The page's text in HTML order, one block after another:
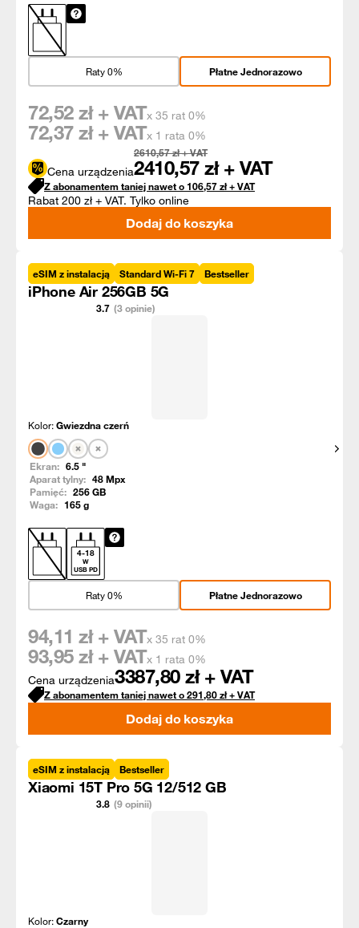
Płatne Jednorazowo
Raty 0%
Cena urządzenia
2610,57zł + VAT
2410,57 zł + VAT
72,52 zł + VATx 35 rat 0%
72,37 zł + VATx 1 rata 0%
Z abonamentem taniej nawet o106,57zł+ VAT
Rabat 200 zł + VAT. Tylko online
Dodaj do koszyka
eSIM z instalacją Standard Wi-Fi 7 Bestseller
iPhone Air 256GB 5G
3.7 (3 opinie)
Kolor:Gwiezdna czerń
Ekran: 6.5 "
Aparat tylny: 48Mpx
Pamięć: 256GB
Waga: 165g
4-18
W
USB PD
Płatne Jednorazowo
Raty 0%
Cena urządzenia3387,80 zł + VAT
94,11 zł + VATx 35 rat 0%
93,95 zł + VATx 1 rata 0%
Z abonamentem taniej nawet o291,80zł+ VAT
Dodaj do koszyka
eSIM z instalacją Bestseller
Xiaomi 15T Pro 5G 12/512 GB
3.8 (9 opinii)
Kolor:Czarny